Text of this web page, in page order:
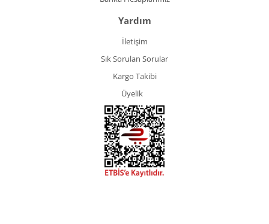
Yardım
İletişim
Sık Sorulan Sorular
Kargo Takibi
Üyelik